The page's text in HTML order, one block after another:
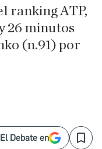
ranking ATP,
26 minutos
(n.91) por
Debate en Save